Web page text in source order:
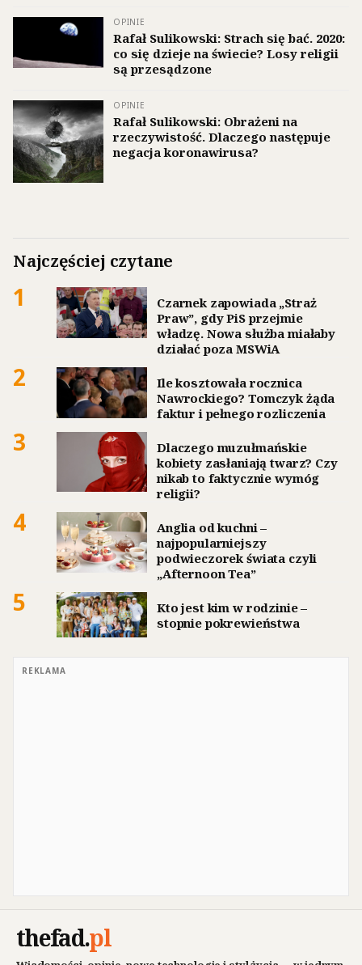
OPINIE
Rafał Sulikowski: Strach się bać. 2020:
co się dzieje na świecie? Losy religii
są przesądzone
OPINIE
Rafał Sulikowski: Obrażeni na
rzeczywistość. Dlaczego następuje
negacja koronawirusa?
Najczęściej czytane
1
Czarnek zapowiada „Straż
Praw”, gdy PiS przejmie
władzę. Nowa służba miałaby
działać poza MSWiA
2
Ile kosztowała rocznica
Nawrockiego? Tomczyk żąda
faktur i pełnego rozliczenia
3
Dlaczego muzułmańskie
kobiety zasłaniają twarz? Czy
nikab to faktycznie wymóg
religii?
4
Anglia od kuchni –
najpopularniejszy
podwieczorek świata czyli
„Afternoon Tea”
5
Kto jest kim w rodzinie –
stopnie pokrewieństwa
REKLAMA
thefad.pl